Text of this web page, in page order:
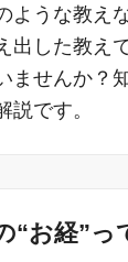
ような教え
出した教え
ませんか？
説です。
“お経”っ